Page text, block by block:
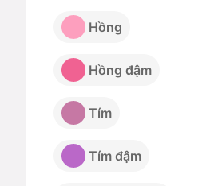
Hồng
Hồng đậm
Tím
Tím đậm